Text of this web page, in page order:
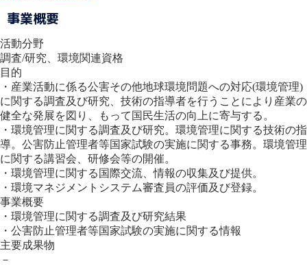
事業概要
活動分野
調査/研究、環境関連資格
目的
・産業活動に係る公害その他地球環境問題への対応(環境管理)
に関する調査及び研究、技術の指導者を行うことにより産業の
健全な発展を図り、もって国民生活の向上に寄与する。
・環境管理に関する調査及び研究。環境管理に関する技術の指
導。公害防止管理者等国家試験の実施に関する事務。環境管理
に関する講習会、研修会等の開催。
・環境管理に関する国際交流、情報の収集及び提供。
・環境マネジメントシステム審査員の評価及び登録。
事業概要
・環境管理に関する調査及び研究結果
・公害防止管理者等国家試験の実施に関する情報
主要成果物
－